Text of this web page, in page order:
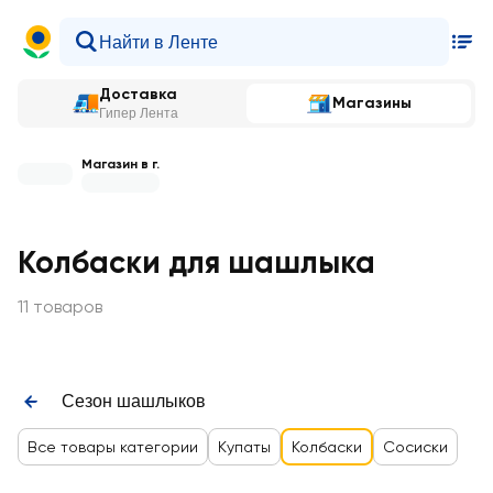
Доставка
Гипер Лента
Магазины
Магазин в г.
Колбаски для шашлыка
11 товаров
Сезон шашлыков
Все товары категории Купаты Колбаски Сосиски